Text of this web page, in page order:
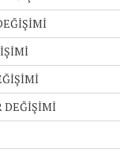
DEĞİŞİMİ